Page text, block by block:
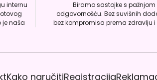
internu
je naša
Biramo sastojke s pažnjom
odgovornošću. Bez suvišnih
bez kompromisa prema zdravlju i
Kako naručitiRegistracija